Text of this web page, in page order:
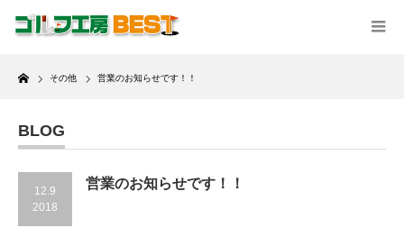
Home
その他 営業のお知らせです！！
BLOG
12.9
2018
営業のお知らせです！！